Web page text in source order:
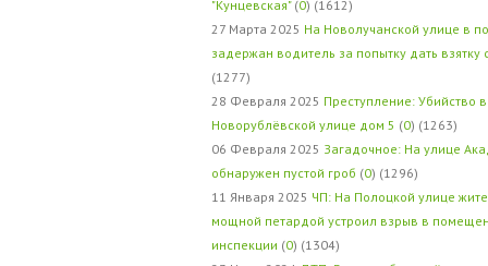
"Кунцевская" (0) (1612)
27 Марта 2025 На Новолучанской улице в
задержан водитель за попытку дать
(1277)
28 Февраля 2025 Преступление: Убийство
Новорублёвской улице дом 5 (0) (1263)
06 Февраля 2025 Загадочное: На улице
обнаружен пустой гроб (0) (1296)
11 Января 2025 ЧП: На Полоцкой улице
мощной петардой устроил взрыв в
инспекции (0) (1304)